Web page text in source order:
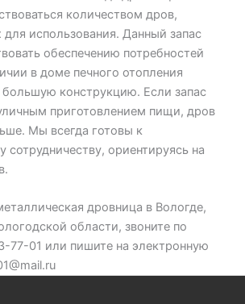
количеством дров,
для использования. Данный запас
обеспечению потребностей
в доме печного отопления
большую конструкцию. Если запас
приготовлением пищи, дров
Мы всегда готовы к
сотрудничеству, ориентируясь на
дровница в Вологде,
области, звоните по
77-01 или пишите на электронную